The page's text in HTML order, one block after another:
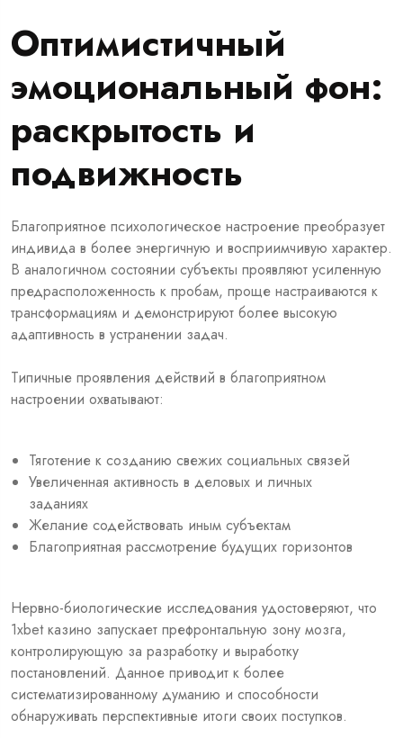
Оптимистичный
эмоциональный фон:
раскрытость и
подвижность
Благоприятное психологическое настроение преобразует
индивида в более энергичную и восприимчивую характер.
В аналогичном состоянии субъекты проявляют усиленную
предрасположенность к пробам, проще настраиваются к
трансформациям и демонстрируют более высокую
адаптивность в устранении задач.
Типичные проявления действий в благоприятном
настроении охватывают:
Тяготение к созданию свежих социальных связей
Увеличенная активность в деловых и личных
заданиях
Желание содействовать иным субъектам
Благоприятная рассмотрение будущих горизонтов
Нервно-биологические исследования удостоверяют, что
1xbet казино запускает префронтальную зону мозга,
контролирующую за разработку и выработку
постановлений. Данное приводит к более
систематизированному думанию и способности
обнаруживать перспективные итоги своих поступков.